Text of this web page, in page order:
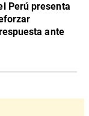
Perú presenta
ante